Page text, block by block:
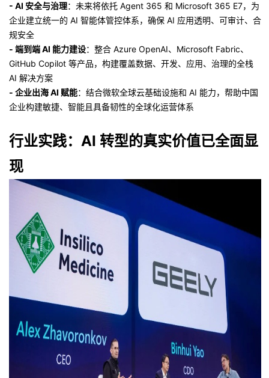
- AI 安全与治理：未来将依托 Agent 365 和 Microsoft 365 E7，为
企业建立统一的 AI 智能体管控体系，确保 AI 应用透明、可审计、合
规安全
- 端到端 AI 能力建设：整合 Azure OpenAI、Microsoft Fabric、
GitHub Copilot 等产品，构建覆盖数据、开发、应用、治理的全栈
AI 解决方案
- 企业出海 AI 赋能：结合微软全球云基础设施和 AI 能力，帮助中国
企业构建敏捷、智能且具备韧性的全球化运营体系
行业实践：AI 转型的真实价值已全面显
现